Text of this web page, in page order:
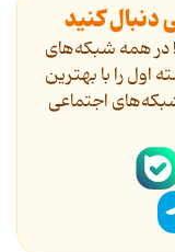
دنبال کنید
در همه شبکه‌های
اول را با بهترین
شبکه‌های اجتماعی